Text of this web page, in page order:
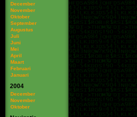
December
November
Oktober
September
Augustus
Juli
Juni
Mei
April
Maart
Februari
Januari
2004
December
November
Oktober